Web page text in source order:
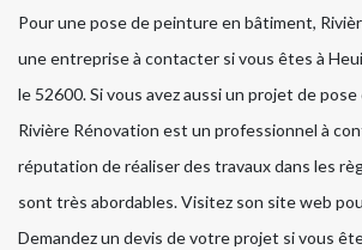
Pour une pose de peinture en bâtiment,
une entreprise à contacter si vous êtes à
le 52600. Si vous avez aussi un projet de
Rivière Rénovation est un professionnel à
réputation de réaliser des travaux dans les
sont très abordables. Visitez son site web
Demandez un devis de votre projet si vous